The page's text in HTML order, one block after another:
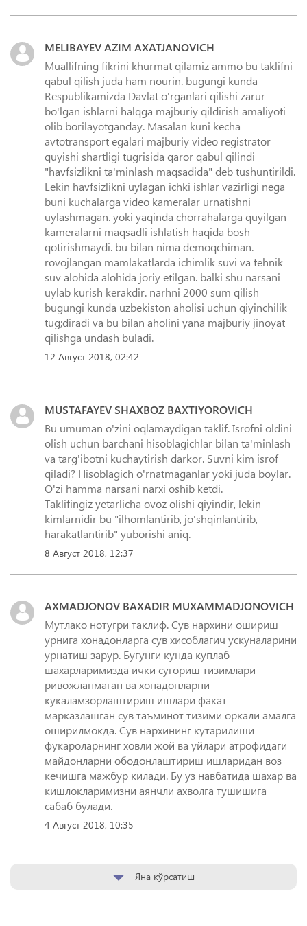
MELIBAYEV AZIM AXATJANOVICH
Muallifning fikrini khurmat qilamiz ammo bu taklifni
qabul qilish juda ham nourin. bugungi kunda
Respublikamizda Davlat o'rganlari qilishi zarur
bo'lgan ishlarni halqga majburiy qildirish amaliyoti
olib borilayotganday. Masalan kuni kecha
avtotransport egalari majburiy video registrator
quyishi shartligi tugrisida qaror qabul qilindi
"havfsizlikni ta'minlash maqsadida" deb tushuntirildi.
Lekin havfsizlikni uylagan ichki ishlar vazirligi nega
buni kuchalarga video kameralar urnatishni
uylashmagan. yoki yaqinda chorrahalarga quyilgan
kameralarni maqsadli ishlatish haqida bosh
qotirishmaydi. bu bilan nima demoqchiman.
rovojlangan mamlakatlarda ichimlik suvi va tehnik
suv alohida alohida joriy etilgan. balki shu narsani
uylab kurish kerakdir. narhni 2000 sum qilish
bugungi kunda uzbekiston aholisi uchun qiyinchilik
tug;diradi va bu bilan aholini yana majburiy jinoyat
qilishga undash buladi.
12 Август 2018, 02:42
MUSTAFAYEV SHAXBOZ BAXTIYOROVICH
Bu umuman o'zini oqlamaydigan taklif. Isrofni oldini
olish uchun barchani hisoblagichlar bilan ta'minlash
va targ'ibotni kuchaytirish darkor. Suvni kim isrof
qiladi? Hisoblagich o'rnatmaganlar yoki juda boylar.
O'zi hamma narsani narxi oshib ketdi.
Taklifingiz yetarlicha ovoz olishi qiyindir, lekin
kimlarnidir bu "ilhomlantirib, jo'shqinlantirib,
harakatlantirib" yuborishi aniq.
8 Август 2018, 12:37
AXMADJONOV BAXADIR MUXAMMADJONOVICH
Мутлако нотугри таклиф. Сув нархини ошириш
урнига хонадонларга сув хисоблагич ускуналарини
урнатиш зарур. Бугунги кунда куплаб
шахарларимизда ички сугориш тизимлари
ривожланмаган ва хонадонларни
кукаламзорлаштириш ишлари факат
марказлашган сув таъминот тизими оркали амалга
оширилмокда. Сув нархининг кутарилиши
фукароларнинг ховли жой ва уйлари атрофидаги
майдонларни ободонлаштириш ишларидан воз
кечишга мажбур килади. Бу уз навбатида шахар ва
кишлокларимизни аянчли ахволга тушишига
сабаб булади.
4 Август 2018, 10:35
Яна кўрсатиш